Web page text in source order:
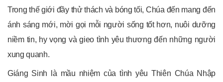
Trong thế giới đầy thử thách và bóng tối, Chúa đến mang đến
ánh sáng mới, mời gọi mỗi người sống tốt hơn, nuôi dưỡng
niềm tin, hy vọng và gieo tình yêu thương đến những người
xung quanh.
Giáng Sinh là mầu nhiệm của tình yêu Thiên Chúa Nhập